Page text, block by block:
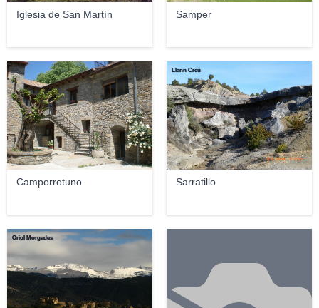
Iglesia de San Martín Samper
Camporrotuno Sarratillo
Llann Créü
Oriol Morgades